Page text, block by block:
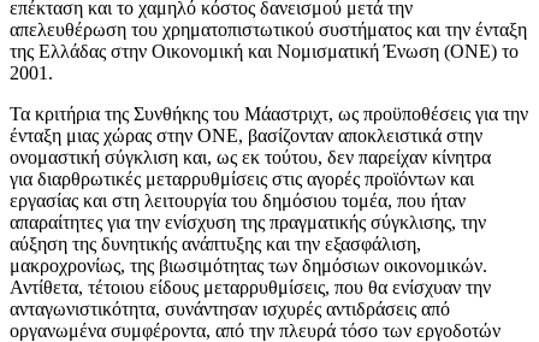
επέκταση και το χαμηλό κόστος δανεισμού μετά την
απελευθέρωση του χρηματοπιστωτικού συστήματος και την ένταξη
της Ελλάδας στην Οικονομική και Νομισματική Ένωση (ΟΝΕ) το
2001.
Τα κριτήρια της Συνθήκης του Μάαστριχτ, ως προϋποθέσεις για την
ένταξη μιας χώρας στην ΟΝΕ, βασίζονταν αποκλειστικά στην
ονομαστική σύγκλιση και, ως εκ τούτου, δεν παρείχαν κίνητρα
για διαρθρωτικές μεταρρυθμίσεις στις αγορές προϊόντων και
εργασίας και στη λειτουργία του δημόσιου τομέα, που ήταν
απαραίτητες για την ενίσχυση της πραγματικής σύγκλισης, την
αύξηση της δυνητικής ανάπτυξης και την εξασφάλιση,
μακροχρονίως, της βιωσιμότητας των δημόσιων οικονομικών.
Αντίθετα, τέτοιου είδους μεταρρυθμίσεις, που θα ενίσχυαν την
ανταγωνιστικότητα, συνάντησαν ισχυρές αντιδράσεις από
οργανωμένα συμφέροντα, από την πλευρά τόσο των εργοδοτών